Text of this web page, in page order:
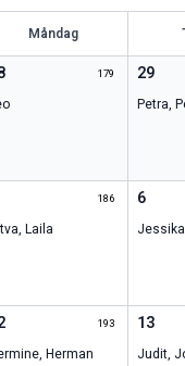
Måndag
179 29
Petra,
186
,Laila
6
Jessika
193
,Herman
13
Judit,